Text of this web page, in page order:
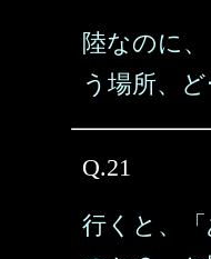
陸なのに
う場所、
Q.21
行くと、